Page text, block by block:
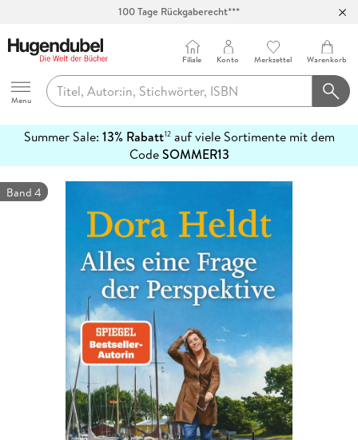
Abholung in über 100 Filialen
Hugendubel
Menu
Filiale Konto Merkzettel Warenkorb
Summer Sale: 13% Rabatt12auf viele Sortimente mit dem
CodeSOMMER13
erfahren
Band 4